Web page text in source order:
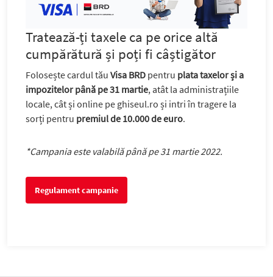
Tratează-ți taxele ca pe orice altă
cumpărătură și poți fi câștigător
Folosește cardul tău Visa BRD pentru plata taxelor și a
impozitelor până pe 31 martie, atât la administrațiile
locale, cât și online pe ghiseul.ro și intri în tragere la
sorți pentru premiul de 10.000 de euro.
*Campania este valabilă până pe 31 martie 2022.
Regulament campanie